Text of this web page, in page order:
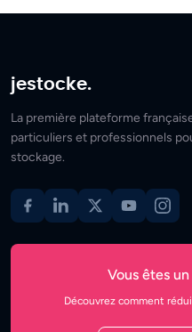
jestocke.
La première plateforme
particuliers et professionnels
stockage.
Vous êtes
Découvrez comment